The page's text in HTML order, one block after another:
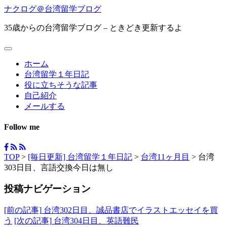
ナクログ＠台湾留学ブログ
35歳からの台湾留学ブログ – ときどき更新するよ
ホーム
台湾留学１年日記
役に立ちそうな記事
自己紹介
メールする
Follow me
TOP> [毎日更新] 台湾留学１年日記 > 台湾11ヶ月目 > 台湾
303日目、言語交換今日は無し
投稿ナビゲーション
[前の記事] 台湾302日目、誠品書店でイラストエッセイを買
う [次の記事] 台湾304日目、英語難民